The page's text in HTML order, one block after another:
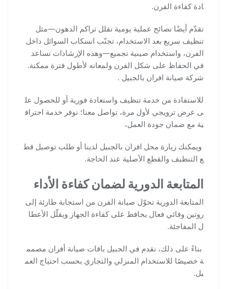
ادة كفاءة الفرن.
نقدّم أيضًا نصائح عملية يومية تقلل تراكم الدهون—مثل
تنظيف سريع بعد الاستخدام، تجنّب انسكاب السوائل داخل
الفرن، واستخدام صينية تجميع—وهذه الإرشادات تساعد
في الحفاظ على شكل الفرن ولمعانه لأطول فترة ممكنة.
شركة صيانة افران بالجبيل .
للاستفادة من خدمة تنظيف واستعادة فورية أو للحصول عل
ى عرض ترويجي لأول مرة، تواصل معنا؛ نوفر خدمة احتراف
ية مع ضمان جودة العمل،
ويمكنك زيارة محل افران بالجبيل لدينا أو طلب توصيل قط
ع التنظيف والقطع الأصلية عند الحاجة.
المتابعة الدورية لضمان كفاءة الأداء
المتابعة الدورية تحوّل صيانة الفرن من استجابة طارئة إلى
روتين وقائي فعال يحافظ على كفاءة الجهاز ويقلّل الأعطا
ل المفاجئة.
بناءً على ذلك، نقدم في الجبيل باقات صيانة أفران مصمم
ة خصيصًا للاستخدام المنزلي والتجاري بحسب احتياج العم
يل.